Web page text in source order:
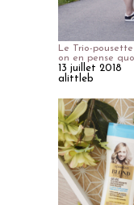
Le Trio-
on en pense
13 juillet 2018
alittleb